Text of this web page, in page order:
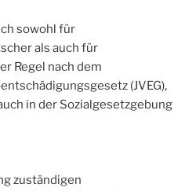
sowohl für
als auch für
Regel nach dem
(JVEG),
in der Sozialgesetzgebung
zuständigen